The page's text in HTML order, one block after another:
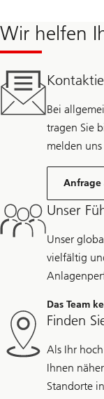
Wir helfen
Bei
tragen Sie
melden
Anfrage
Unser
Unser
vielfältig
Das Team
Finden
Als Ihr
Ihnen
Standorte